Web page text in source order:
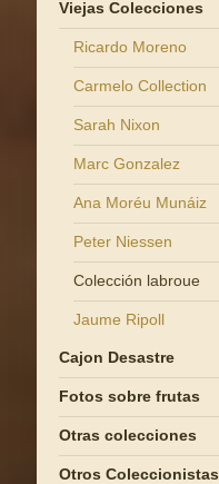
Viejas Colecciones
Ricardo Moreno
Carmelo Collection
Sarah Nixon
Marc Gonzalez
Ana Moréu Munáiz
Peter Niessen
Colección labroue
Jaume Ripoll
Cajon Desastre
Fotos sobre frutas
Otras colecciones
Otros Coleccionistas